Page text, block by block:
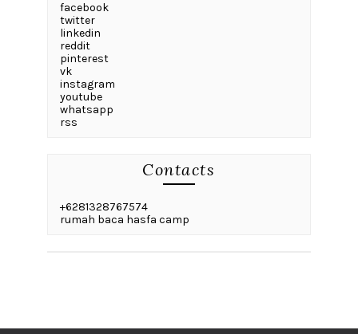
facebook
twitter
linkedin
reddit
pinterest
vk
instagram
youtube
whatsapp
rss
Contacts
+6281328767574
rumah baca hasfa camp